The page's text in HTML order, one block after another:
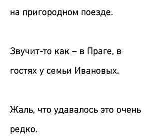
на пригородном поезде.
Звучит-то как – в Праге, в
гостях у семьи Ивановых.
Жаль, что удавалось это очень
редко.